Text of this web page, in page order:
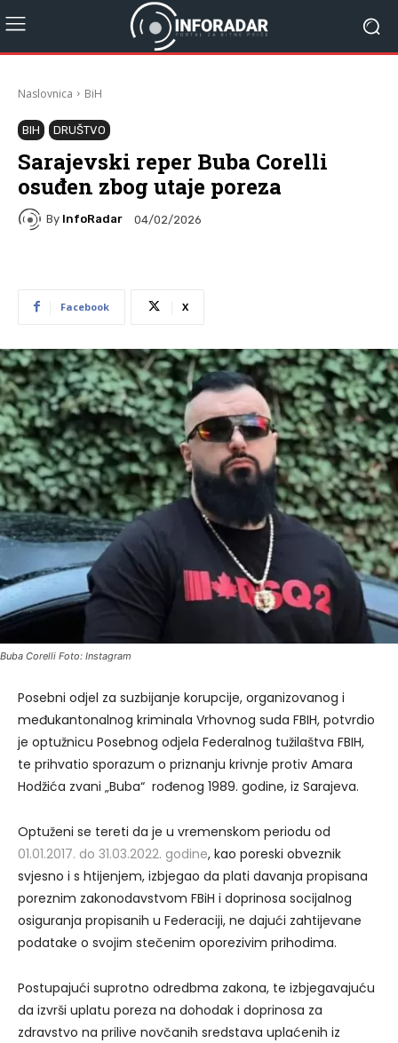
Naslovnica BiH
BIH DRUŠTVO
Sarajevski reper Buba Corelli
osuđen zbog utaje poreza
By InfoRadar 04/02/2026
Facebook X
Buba Corelli Foto: Instagram
Posebni odjel za suzbijanje korupcije, organizovanog i
međukantonalnog kriminala Vrhovnog suda FBIH, potvrdio
je optužnicu Posebnog odjela Federalnog tužilaštva FBIH,
te prihvatio sporazum o priznanju krivnje protiv Amara
Hodžića zvani „Buba“ rođenog 1989. godine, iz Sarajeva.
Optuženi se tereti da je u vremenskom periodu od
01.01.2017. do 31.03.2022. godine, kao poreski obveznik
svjesno i s htijenjem, izbjegao da plati davanja propisana
poreznim zakonodavstvom FBiH i doprinosa socijalnog
osiguranja propisanih u Federaciji, ne dajući zahtijevane
podatake o svojim stečenim oporezivim prihodima.
Postupajući suprotno odredbma zakona, te izbjegavajuću
da izvrši uplatu poreza na dohodak i doprinosa za
zdravstvo na prilive novčanih sredstava uplaćenih iz